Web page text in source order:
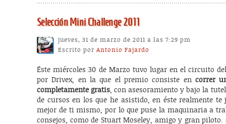
Selección Mini Challenge 2011
jueves, 31 de marzo de 2011 a las 7:29 pm
Escrito porAntonio Fajardo
Éste miércoles 30 de Marzo tuvo lugar en el circuito
por Drivex, en la que el premio consiste en correr
completamente gratis, con asesoramiento y bajo la
de cursos en los que he asistido, en éste realmente te
mejor de ti mismo, por lo que puse la maquinaria a
consejos, como de Stuart Moseley, amigo y gran